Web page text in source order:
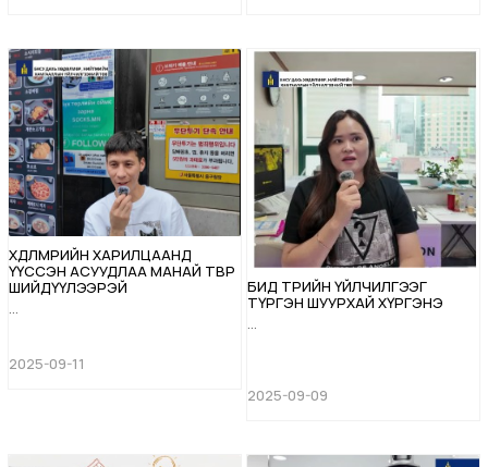
ХӨДӨЛМӨРИЙН ХАРИЛЦААНД
ҮҮССЭН АСУУДЛАА МАНАЙ ТӨВӨӨР
ШИЙДҮҮЛЭЭРЭЙ
...
2025-09-11
БИД ТӨРИЙН ҮЙЛЧИЛГЭЭГ
ТҮРГЭН ШУУРХАЙ ХҮРГЭНЭ
...
2025-09-09